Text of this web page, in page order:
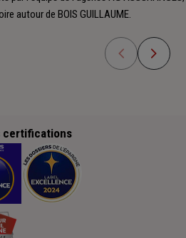
autour de BOIS GUILLAUME.
certifications